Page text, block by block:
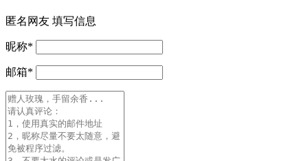
匿名网友 填写信息
昵称*
邮箱*